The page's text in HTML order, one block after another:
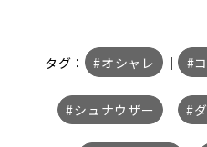
タグ： オシャレ ｜
シュナウザー ｜